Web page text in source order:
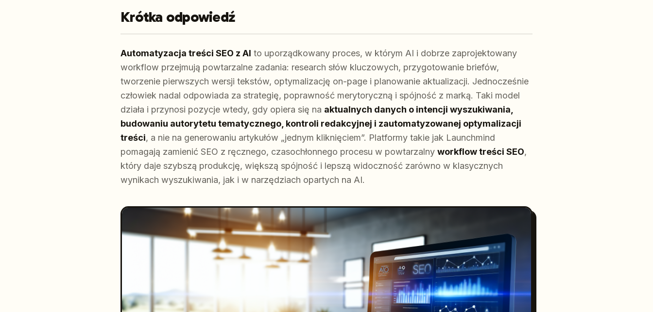
Krótka odpowiedź
Automatyzacja treści SEO z AI to uporządkowany proces, w którym AI i dobrze zaprojektowany
workflow przejmują powtarzalne zadania: research słów kluczowych, przygotowanie briefów,
tworzenie pierwszych wersji tekstów, optymalizację on-page i planowanie aktualizacji. Jednocześnie
człowiek nadal odpowiada za strategię, poprawność merytoryczną i spójność z marką. Taki model
działa i przynosi pozycje wtedy, gdy opiera się na aktualnych danych o intencji wyszukiwania,
budowaniu autorytetu tematycznego, kontroli redakcyjnej i zautomatyzowanej optymalizacji
treści, a nie na generowaniu artykułów „jednym kliknięciem”. Platformy takie jak Launchmind
pomagają zamienić SEO z ręcznego, czasochłonnego procesu w powtarzalny workflow treści SEO,
który daje szybszą produkcję, większą spójność i lepszą widoczność zarówno w klasycznych
wynikach wyszukiwania, jak i w narzędziach opartych na AI.